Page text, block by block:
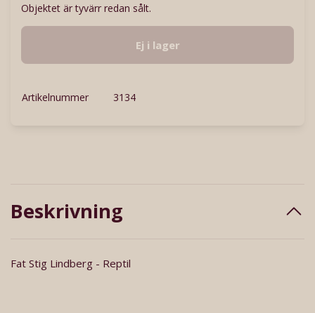
Objektet är tyvärr redan sålt.
Ej i lager
Artikelnummer 3134
Beskrivning
Fat Stig Lindberg - Reptil